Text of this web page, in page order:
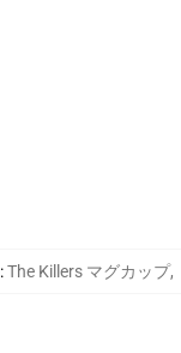
:The Killers マグカップ,